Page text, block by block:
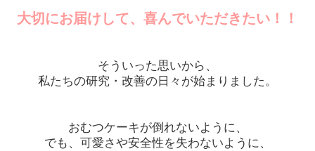
大切にお届けして、喜んでいただきたい！！
そういった思いから、
私たちの研究・改善の日々が始まりました。
おむつケーキが倒れないように、
でも、可愛さや安全性を失わないように、